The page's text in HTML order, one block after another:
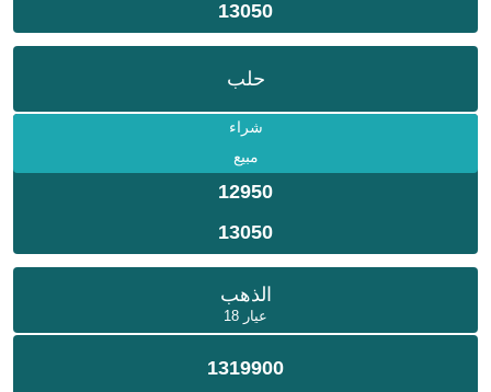
13050
حلب
شراء
مبيع
12950
13050
الذهب
عيار 18
1319900